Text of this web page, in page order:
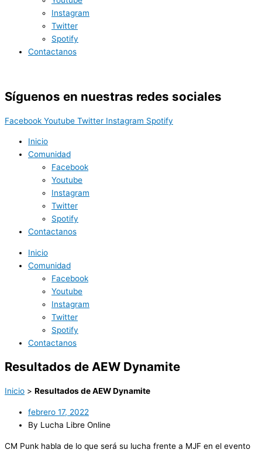
Instagram
Twitter
Spotify
Contactanos
Síguenos en nuestras redes sociales
Facebook Youtube Twitter Instagram Spotify
Inicio
Comunidad
Facebook
Youtube
Instagram
Twitter
Spotify
Contactanos
Inicio
Comunidad
Facebook
Youtube
Instagram
Twitter
Spotify
Contactanos
Resultados de AEW Dynamite
Inicio > Resultados de AEW Dynamite
febrero 17, 2022
By Lucha Libre Online
CM Punk habla de lo que será su lucha frente a MJF en el evento